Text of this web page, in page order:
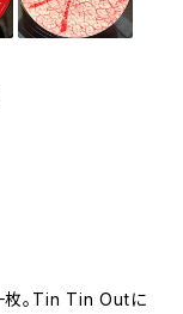
枚。Tin Tin Outに